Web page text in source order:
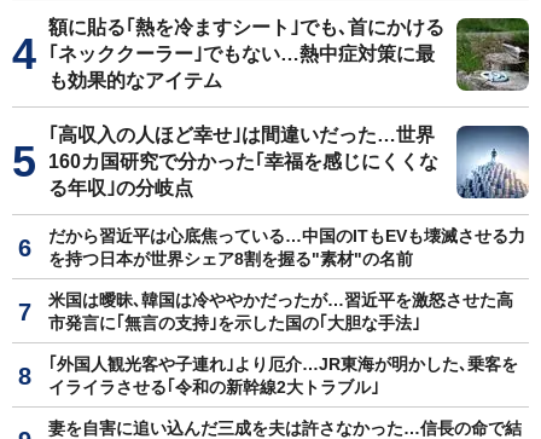
額に貼る｢熱を冷ますシート｣でも､首にかける
｢ネッククーラー｣でもない…熱中症対策に最
も効果的なアイテム
｢高収入の人ほど幸せ｣は間違いだった…世界
160カ国研究で分かった｢幸福を感じにくくな
る年収｣の分岐点
だから習近平は心底焦っている…中国のITもEVも壊滅させる力
を持つ日本が世界シェア8割を握る"素材"の名前
米国は曖昧､韓国は冷ややかだったが…習近平を激怒させた高
市発言に｢無言の支持｣を示した国の｢大胆な手法｣
｢外国人観光客や子連れ｣より厄介…JR東海が明かした､乗客を
イライラさせる｢令和の新幹線2大トラブル｣
妻を自害に追い込んだ三成を夫は許さなかった…信長の命で結